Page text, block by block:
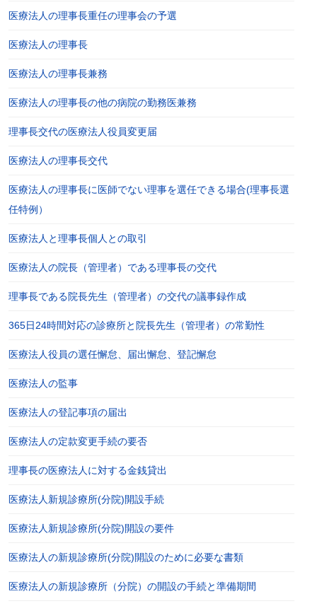
医療法人の理事長重任の理事会の予選
医療法人の理事長
医療法人の理事長兼務
医療法人の理事長の他の病院の勤務医兼務
理事長交代の医療法人役員変更届
医療法人の理事長交代
医療法人の理事長に医師でない理事を選任できる場合(理事長選
任特例）
医療法人と理事長個人との取引
医療法人の院長（管理者）である理事長の交代
理事長である院長先生（管理者）の交代の議事録作成
365日24時間対応の診療所と院長先生（管理者）の常勤性
医療法人役員の選任懈怠、届出懈怠、登記懈怠
医療法人の監事
医療法人の登記事項の届出
医療法人の定款変更手続の要否
理事長の医療法人に対する金銭貸出
医療法人新規診療所(分院)開設手続
医療法人新規診療所(分院)開設の要件
医療法人の新規診療所(分院)開設のために必要な書類
医療法人の新規診療所（分院）の開設の手続と準備期間